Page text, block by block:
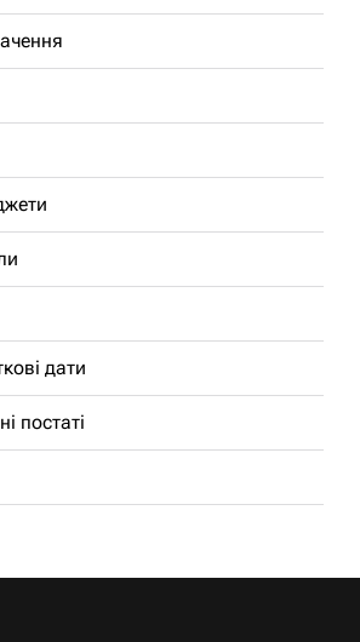
дати
постаті